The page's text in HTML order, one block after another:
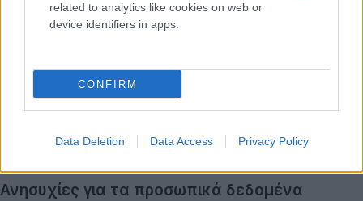
related to analytics like cookies on web or
device identifiers in apps.
CONFIRM
Data Deletion Data Access Privacy Policy
όγδοη θέση.
κυριαρχία των social media όταν κλονίζεται η
εμπιστοσύνη του κοινού. Οι χρήστες, κουρασμένοι
από τις τεχνικές δυσκολίες και καχύποπτοι για τα
κίνητρα πίσω από τη διαχείριση του περιεχομένου
Ανησυχίες για τα προσωπικά δεδομένα